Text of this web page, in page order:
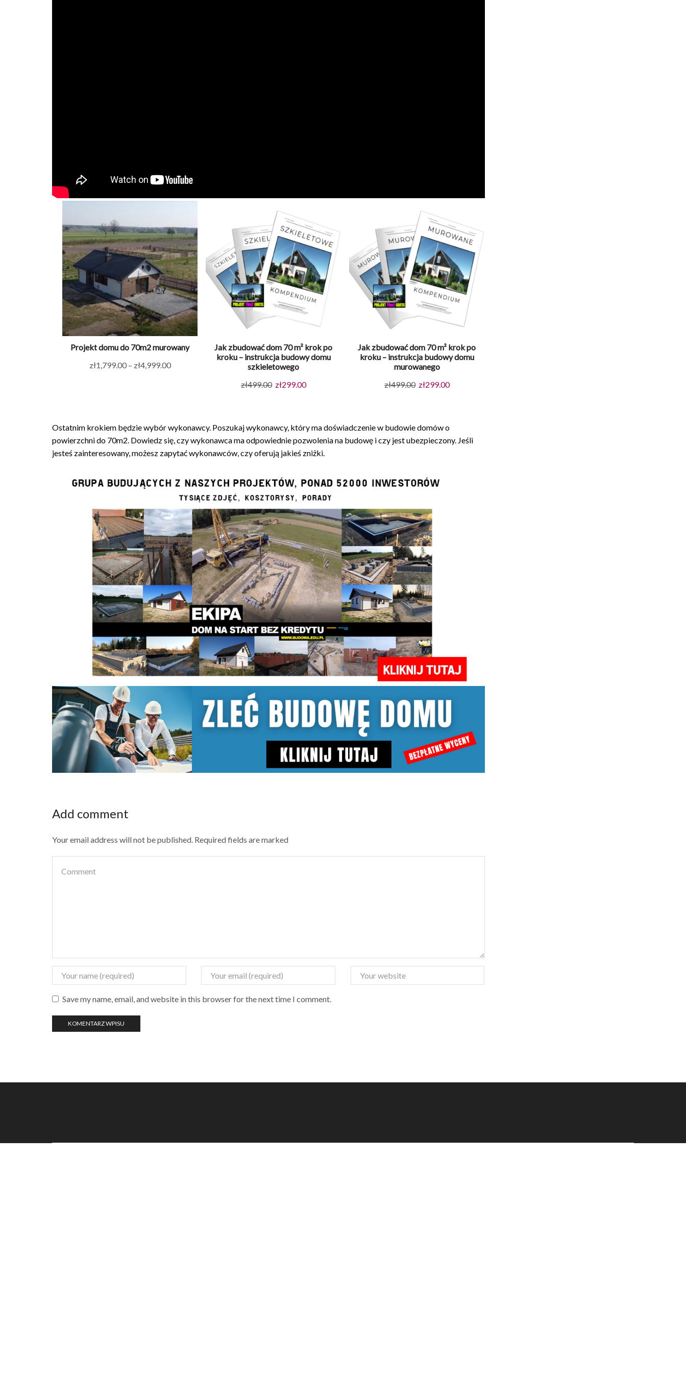
Projekt domu do 70m2 murowany
zł1,799.00 – zł4,999.00Zakres
zł4,999.00
Jak zbudować dom 70 m² krok po
kroku – instrukcja budowy domu
szkieletowego
zł499.00 Pierwotna
zł499.00.
zł299.00Aktualna
zł299.00.
Jak zbudować dom 70 m² krok po
kroku – instrukcja budowy domu
murowanego
zł499.00 Pierwotna
zł499.00.
zł299.00Aktualna
zł299.00.
Ostatnim krokiem będzie wybór wykonawcy. Poszukaj wykonawcy, który ma doświadczenie w budowie domów o
powierzchni do 70m2. Dowiedz się, czy wykonawca ma odpowiednie pozwolenia na budowę i czy jest ubezpieczony. Jeśli
jesteś zainteresowany, możesz zapytać wykonawców, czy oferują jakieś zniżki.
Add comment
Your email address will not be published. Required fields are marked
Save my name, email, and website in this browser for the next time I comment.